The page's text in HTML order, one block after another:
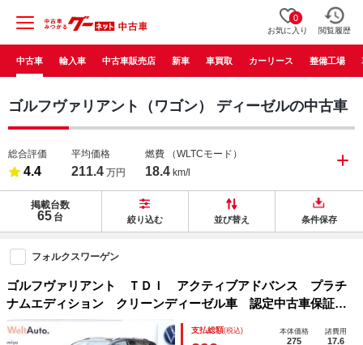
0
お気に入り 閲覧履歴
中古車 輸入車 中古車販売店 新車 車買取 カーリース 整備工場
ゴルフヴァリアント（ワゴン） ディーゼルの中古車
総合評価
4.4
平均価格
211.4 万円
燃費 （WLTCモード）
18.4 km/l
掲載台数
65 台 絞り込む 並び替え 条件保存
フォルクスワーゲン
ゴルフヴァリアント ＴＤＩ アクティブアドバンス プラチ
ナムエディション クリーンディーゼル車 認定中古車保証１
年付 衝突軽減ブレーキ ＩＱライト トラベルアシスト サ
イドアシスト パークアシスト ヘッドアップディスプレイ
支払総額(税込) 本体価格
275
諸費用
17.6